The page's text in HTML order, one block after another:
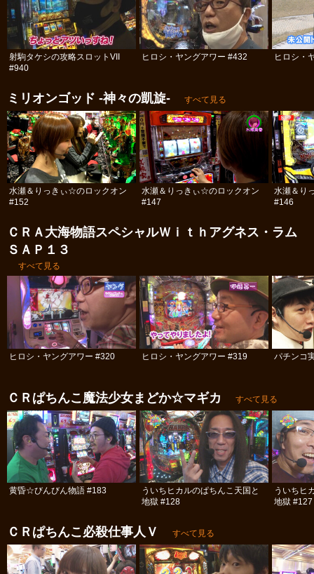
射駒タケシの攻略スロットVII
#940
ヒロシ・ヤングアワー #432 ヒロシ・
ミリオンゴッド -神々の凱旋- すべて見る
水瀬＆りっきぃ☆のロックオン
#152
水瀬＆りっきぃ☆のロックオン
#147
水瀬＆り
#146
ＣＲＡ大海物語スペシャルＷｉｔｈアグネス・ラム
ＳＡＰ１３
すべて見る
ヒロシ・ヤングアワー #320 ヒロシ・ヤングアワー #319 パチンコ
ＣＲぱちんこ魔法少女まどか☆マギカ すべて見る
黄昏☆びんびん物語 #183
ういちヒカルのぱちんこ天国と
地獄 #128
ういちヒ
地獄 #127
ＣＲぱちんこ必殺仕事人Ｖ すべて見る